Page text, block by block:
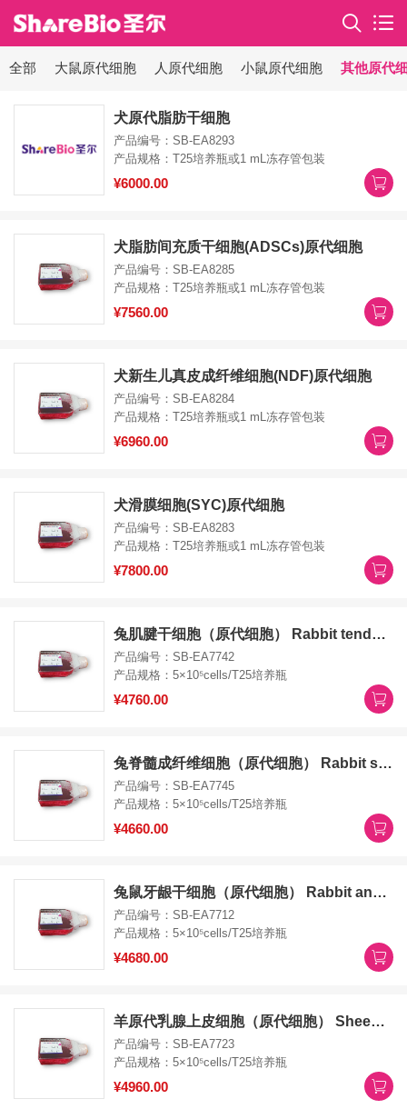
全部 大鼠原代细胞 人原代细胞 小鼠原代细胞 其他原代
犬原代脂肪干细胞
产品编号：SB-EA8293
产品规格：T25培养瓶或1 mL冻存管包装
¥6000.00
犬脂肪间充质干细胞(ADSCs)原代细胞
产品编号：SB-EA8285
产品规格：T25培养瓶或1 mL冻存管包装
¥7560.00
犬新生儿真皮成纤维细胞(NDF)原代细胞
产品编号：SB-EA8284
产品规格：T25培养瓶或1 mL冻存管包装
¥6960.00
犬滑膜细胞(SYC)原代细胞
产品编号：SB-EA8283
产品规格：T25培养瓶或1 mL冻存管包装
¥7800.00
兔肌腱干细胞（原代细胞） Rabbit tendon stem cells
产品编号：SB-EA7742
产品规格：5×10⁵cells/T25培养瓶
¥4760.00
兔脊髓成纤维细胞（原代细胞） Rabbit spinal cord fibroblasts
产品编号：SB-EA7745
产品规格：5×10⁵cells/T25培养瓶
¥4660.00
兔鼠牙龈干细胞（原代细胞） Rabbit and mouse gingival stem cells
产品编号：SB-EA7712
产品规格：5×10⁵cells/T25培养瓶
¥4680.00
羊原代乳腺上皮细胞（原代细胞） Sheep primary mammary epithelial cells
产品编号：SB-EA7723
产品规格：5×10⁵cells/T25培养瓶
¥4960.00